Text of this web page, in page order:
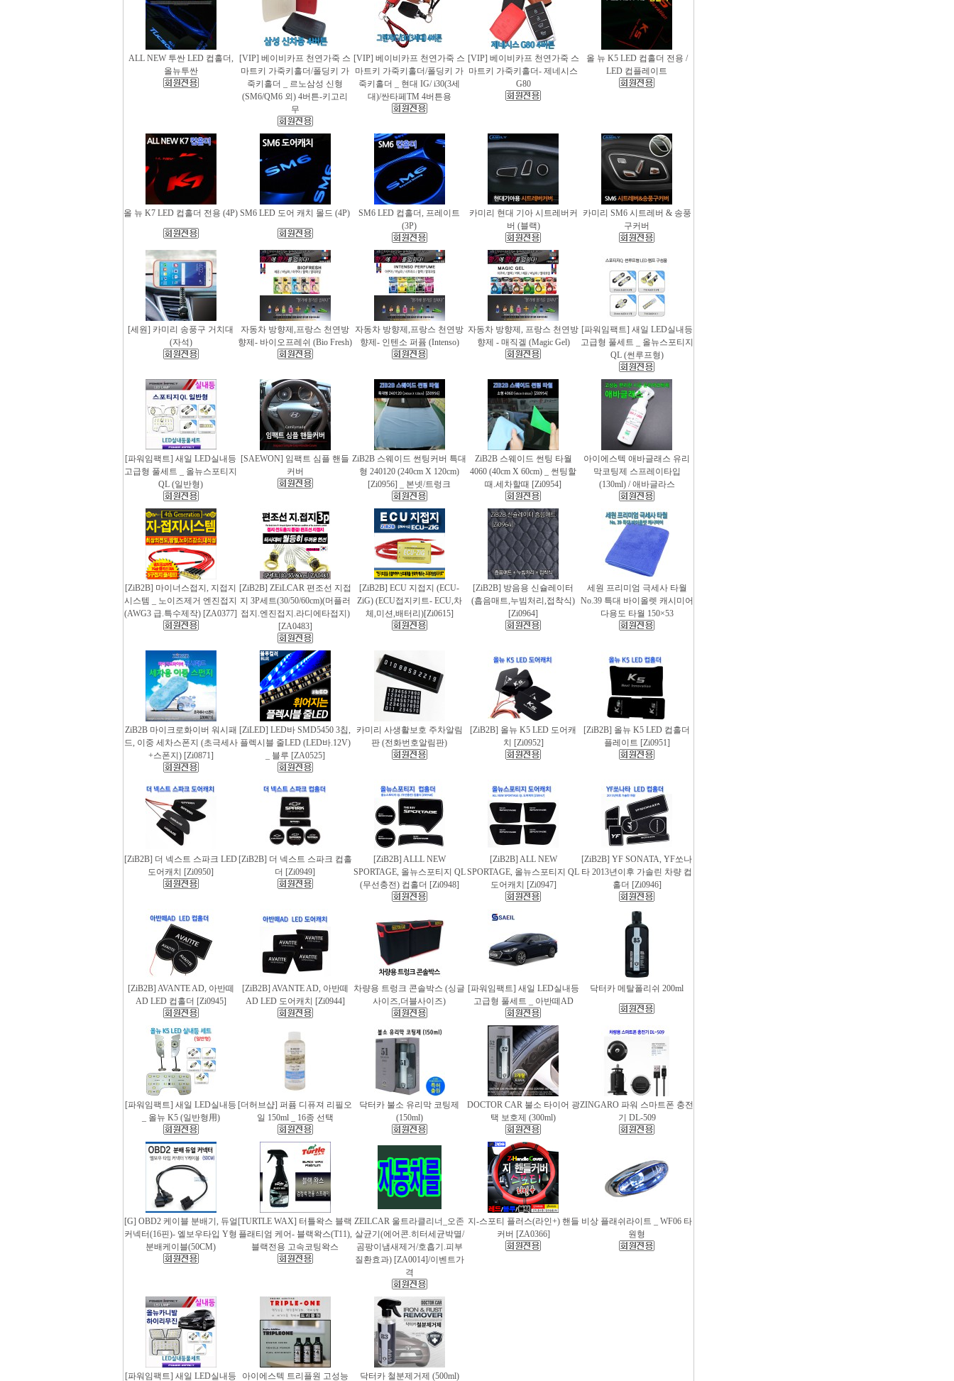
ALL NEW 투싼 LED 컵홀더,
올뉴투싼
[VIP] 베이비카프 천연가죽 스
마트키 가죽키홀더/폴딩키 가
죽키홀더 _ 르노삼성 신형
(SM6/QM6 외) 4버튼-키고리
무
[VIP] 베이비카프 천연가죽 스
마트키 가죽키홀더/폴딩키 가
죽키홀더 _ 현대 IG/ i30(3세
대)/싼타페TM 4버튼용
[VIP] 베이비카프 천연가죽 스
마트키 가죽키홀더- 제네시스
G80
올 뉴 K5 LED 컵홀더 전용 /
LED 컵플레이트
올 뉴 K7 LED 컵홀더 전용 (4P) SM6 LED 도어 캐치 몰드 (4P)
SM6 LED 컵홀더, 프레이트
(3P)
카미리 현대 기아 시트레버커
버 (블랙)
카미리 SM6 시트레버 & 송풍
구커버
[세원] 카미리 송풍구 거치대
(자석)
자동차 방향제,프랑스 천연방
향제- 바이오프레쉬 (Bio Fresh)
자동차 방향제,프랑스 천연방
향제- 인텐소 퍼퓸 (Intenso)
자동차 방향제, 프랑스 천연방
향제 - 매직겔 (Magic Gel)
[파워임팩트] 새일 LED실내등
고급형 풀세트 _ 올뉴스포티지
QL (썬루프형)
[파워임팩트] 새일 LED실내등
고급형 풀세트 _ 올뉴스포티지
QL (일반형)
[SAEWON] 임팩트 심플 핸들
커버
ZiB2B 스웨이드 썬팅커버 특대
형 240120 (240cm X 120cm)
[Zi0956] _ 본넷/트렁크
ZiB2B 스웨이드 썬팅 타월
4060 (40cm X 60cm) _ 썬팅할
때.세차할때 [Zi0954]
아이에스텍 애바글래스 유리
막코팅제 스프레이타입
(130ml) / 애바글라스
[ZiB2B] 마이너스접지, 지접지
시스템 _ 노이즈제거 엔진접지
(AWG3 급.특수제작) [ZA0377]
[ZiB2B] ZEiLCAR 편조선 지접
지 3P세트(30/50/60cm)(머플러
접지.엔진접지.라디에타접지)
[ZA0483]
[ZiB2B] ECU 지접지 (ECU-
ZiG) (ECU접지키트- ECU,차
체,미션,배터리)[Zi0615]
[ZiB2B] 방음용 신슐레이터
(흡음매트,누빔처리,접착식)
[Zi0964]
세원 프리미엄 극세사 타월
No.39 특대 바이올렛 캐시미어
다용도 타월 150×53
ZiB2B 마이크로화이버 워시패
드, 이중 세차스폰지 (초극세사
+스폰지) [Zi0871]
[ZiLED] LED바 SMD5450 3칩,
플렉시블 줄LED (LED바.12V)
_ 블루 [ZA0525]
카미리 사생활보호 주차알림
판 (전화번호알림판)
[ZiB2B] 올뉴 K5 LED 도어캐
치 [Zi0952]
[ZiB2B] 올뉴 K5 LED 컵홀더
플레이트 [Zi0951]
[ZiB2B] 더 넥스트 스파크 LED
도어캐치 [Zi0950]
[ZiB2B] 더 넥스트 스파크 컵홀
더 [Zi0949]
[ZiB2B] ALLL NEW
SPORTAGE, 올뉴스포티지 QL
(무선충전) 컵홀더 [Zi0948]
[ZiB2B] ALL NEW
SPORTAGE, 올뉴스포티지 QL
도어캐치 [Zi0947]
[ZiB2B] YF SONATA, YF쏘나
타 2013년이후 가솔린 차량 컵
홀더 [Zi0946]
[ZiB2B] AVANTE AD, 아반떼
AD LED 컵홀더 [Zi0945]
[ZiB2B] AVANTE AD, 아반떼
AD LED 도어캐치 [Zi0944]
차량용 트렁크 콘솔박스 (싱글
사이즈,더블사이즈)
[파워임팩트] 새일 LED실내등
고급형 풀세트 _ 아반떼AD
닥터카 메탈폴리쉬 200ml
[파워임팩트] 새일 LED실내등
_ 올뉴 K5 (일반형用)
[더허브샵] 퍼퓸 디퓨져 리필오
일 150ml _ 16종 선택
닥터카 불소 유리막 코팅제
(150ml)
DOCTOR CAR 불소 타이어 광
택 보호제 (300ml)
ZINGARO 파워 스마트폰 충전
기 DL-509
[G] OBD2 케이블 분배기, 듀얼
커넥터(16핀)- 엘보우타입 Y형
분배케이블(50CM)
[TURTLE WAX] 터틀왁스 블랙
플래티엄 케어- 블랙왁스(T11),
블랙전용 고속코팅왁스
ZEILCAR 울트라클리너_오존
살균기(에어콘.히터세균박멸/
곰팡이냄새제거/호흡기.피부
질환효과) [ZA0014]/이벤트가
격
지-스포티 플러스(라인+) 핸들
커버 [ZA0366]
비상 플래쉬라이트 _ WF06 타
원형
[파워임팩트] 새일 LED실내등 아이에스텍 트리플원 고성능 닥터카 철분제거제 (500ml)